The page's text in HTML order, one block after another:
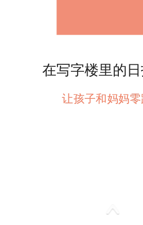
在写字楼里的
让孩子和妈妈零
在写字楼里的
让孩子和妈妈零